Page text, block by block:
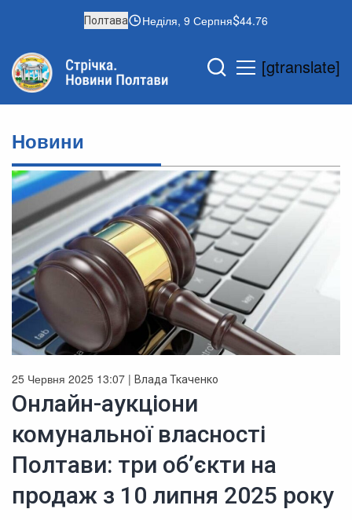
Полтава Неділя, 9 Серпня 44.76
[gtranslate]
Новини
25 Червня 2025 13:07 | Влада Ткаченко
Онлайн-аукціони
комунальної власності
Полтави: три об’єкти на
продаж з 10 липня 2025 року